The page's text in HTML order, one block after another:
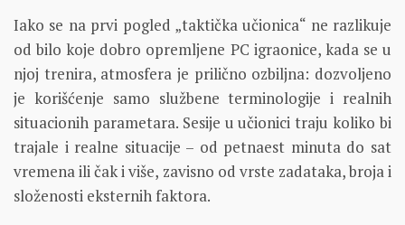
Iako se na prvi pogled „taktička učionica“ ne razlikuje
od bilo koje dobro opremljene PC igraonice, kada se u
njoj trenira, atmosfera je prilično ozbiljna: dozvoljeno
je korišćenje samo službene terminologije i realnih
situacionih parametara. Sesije u učionici traju koliko bi
trajale i realne situacije – od petnaest minuta do sat
vremena ili čak i više, zavisno od vrste zadataka, broja i
složenosti eksternih faktora.